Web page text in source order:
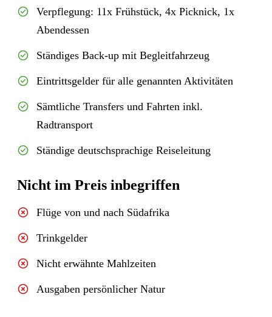
Verpflegung: 11x Frühstück, 4x Picknick, 1x
Abendessen
Ständiges Back-up mit Begleitfahrzeug
Eintrittsgelder für alle genannten Aktivitäten
Sämtliche Transfers und Fahrten inkl.
Radtransport
Ständige deutschsprachige Reiseleitung
Nicht im Preis inbegriffen
Flüge von und nach Südafrika
Trinkgelder
Nicht erwähnte Mahlzeiten
Ausgaben persönlicher Natur